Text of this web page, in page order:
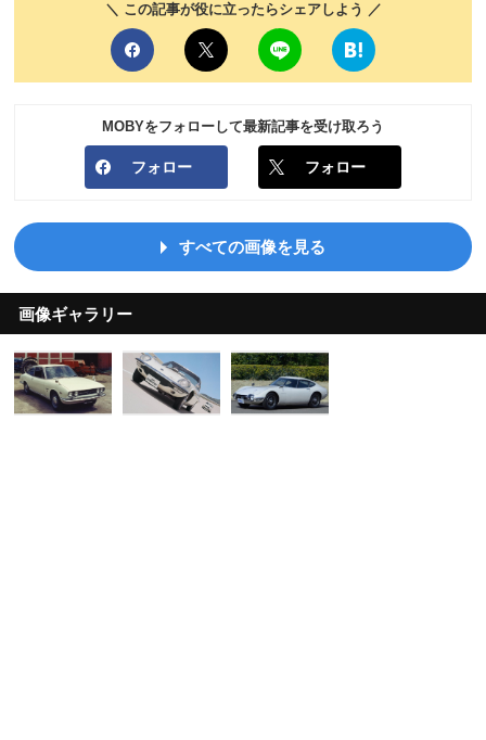
＼ この記事が役に立ったらシェアしよう ／
MOBYをフォローして最新記事を受け取ろう
フォロー フォロー
すべての画像を見る
画像ギャラリー